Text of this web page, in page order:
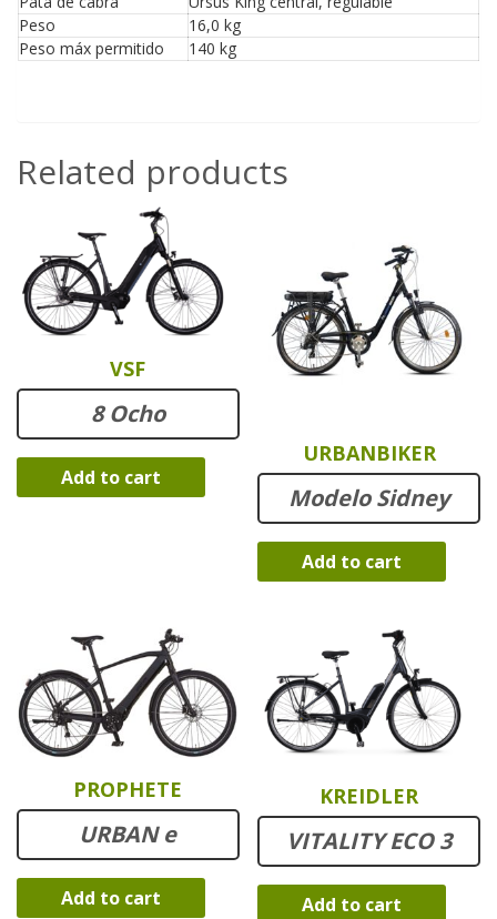
Peso
16,0 kg
Peso máx permitido
140 kg
Related products
VSF
8 Ocho
Add to cart
URBANBIKER
Modelo Sidney
Add to cart
PROPHETE
URBAN e
Add to cart
KREIDLER
VITALITY ECO 3
Add to cart